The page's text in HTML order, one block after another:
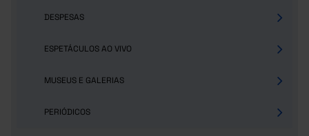
DESPESAS
ESPETÁCULOS AO VIVO
MUSEUS E GALERIAS
PERIÓDICOS